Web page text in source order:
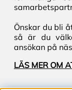
Önskar du bli
så är du
ansökan på
LÄS MER OM